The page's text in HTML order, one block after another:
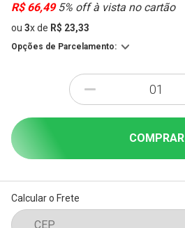
R$ 66,495% off à vista no cartão
ou 3xde R$ 23,33
Opções de Parcelamento:
-
COMPRAR
Calcular o Frete